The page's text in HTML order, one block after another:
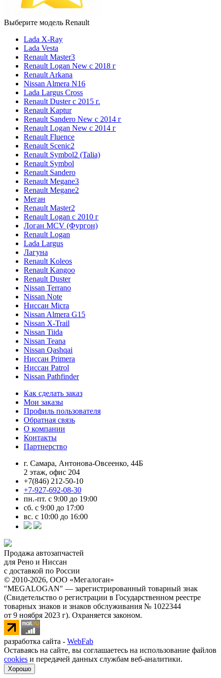
Выберите модель Renault
Lada X-Ray
Lada Vesta
Renault Master3
Renault Logan New с 2018 г
Renault Arkana
Nissan Almera N16
Lada Largus Cross
Renault Duster с 2015 г.
Renault Kaptur
Renault Sandero New с 2014 г
Renault Logan New с 2014 г
Renault Fluence
Renault Scenic2
Renault Symbol2 (Talia)
Renault Symbol
Renault Sandero
Renault Megane3
Renault Megane2
Меган
Renault Master2
Renault Logan c 2010 г
Логан МСV (Фургон)
Renault Logan
Lada Largus
Лагуна
Renault Koleos
Renault Kangoo
Renault Duster
Nissan Terrano
Nissan Note
Ниссан Micra
Nissan Almera G15
Nissan X-Trail
Nissan Tiida
Nissan Teana
Nissan Qashqai
Ниссан Primera
Ниссан Patrol
Nissan Pathfinder
Как сделать заказ
Мои заказы
Профиль пользователя
Обратная связь
О компании
Контакты
Партнерство
г. Самара, Антонова-Овсеенко, 44Б
2 этаж, офис 204
+7(846) 212-50-10
+7-927-692-08-30
пн.-пт. с 9:00 до 19:00
сб. с 9:00 до 17:00
вс. с 10:00 до 16:00
Продажа автозапчастей
для Рено и Ниссан
с доставкой по России
© 2010-2026, ООО «Мегалоган»
"MEGALOGAN" — зарегистрированный товарный знак
(Свидетельство о регистрации в Государственном реестре
товарных знаков и знаков обслуживания № 1022344
от 9 ноября 2023 г). Охраняется законом.
разработка сайта - WebFab
Оставаясь на сайте, вы соглашаетесь на использование файлов
cookies и передачей данных службам веб-аналитики.
Хорошо